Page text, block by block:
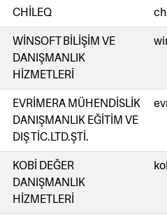
CHİLEQ
WİNSOFT BİLİŞİM VE
DANIŞMANLIK
HİZMETLERİ
EVRİMERA MÜHENDİSLİK
DANIŞMANLIK EĞİTİM VE
DIŞ TİC.LTD.ŞTİ.
KOBİ DEĞER
DANIŞMANLIK
HİZMETLERİ